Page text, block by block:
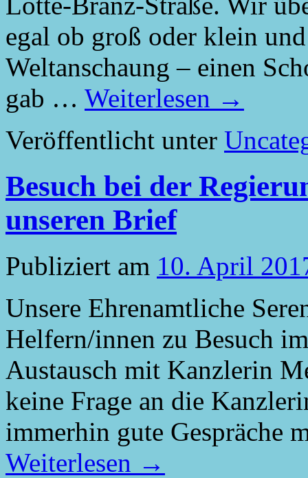
egal ob groß oder klein
Weltanschaung – einen
gab … Weiterlesen →
Veröffentlicht unter
Besuch bei der
unseren Brief
Publiziert am 10. April
Unsere Ehrenamtliche
Helfern/innen zu Besuch
Austausch mit Kanzlerin
keine Frage an die
immerhin gute Gespräche
Weiterlesen →